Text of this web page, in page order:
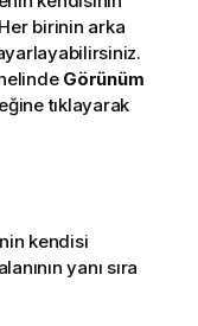
birinin arka
Görünüm
tıklayarak
kendisi
yanı sıra